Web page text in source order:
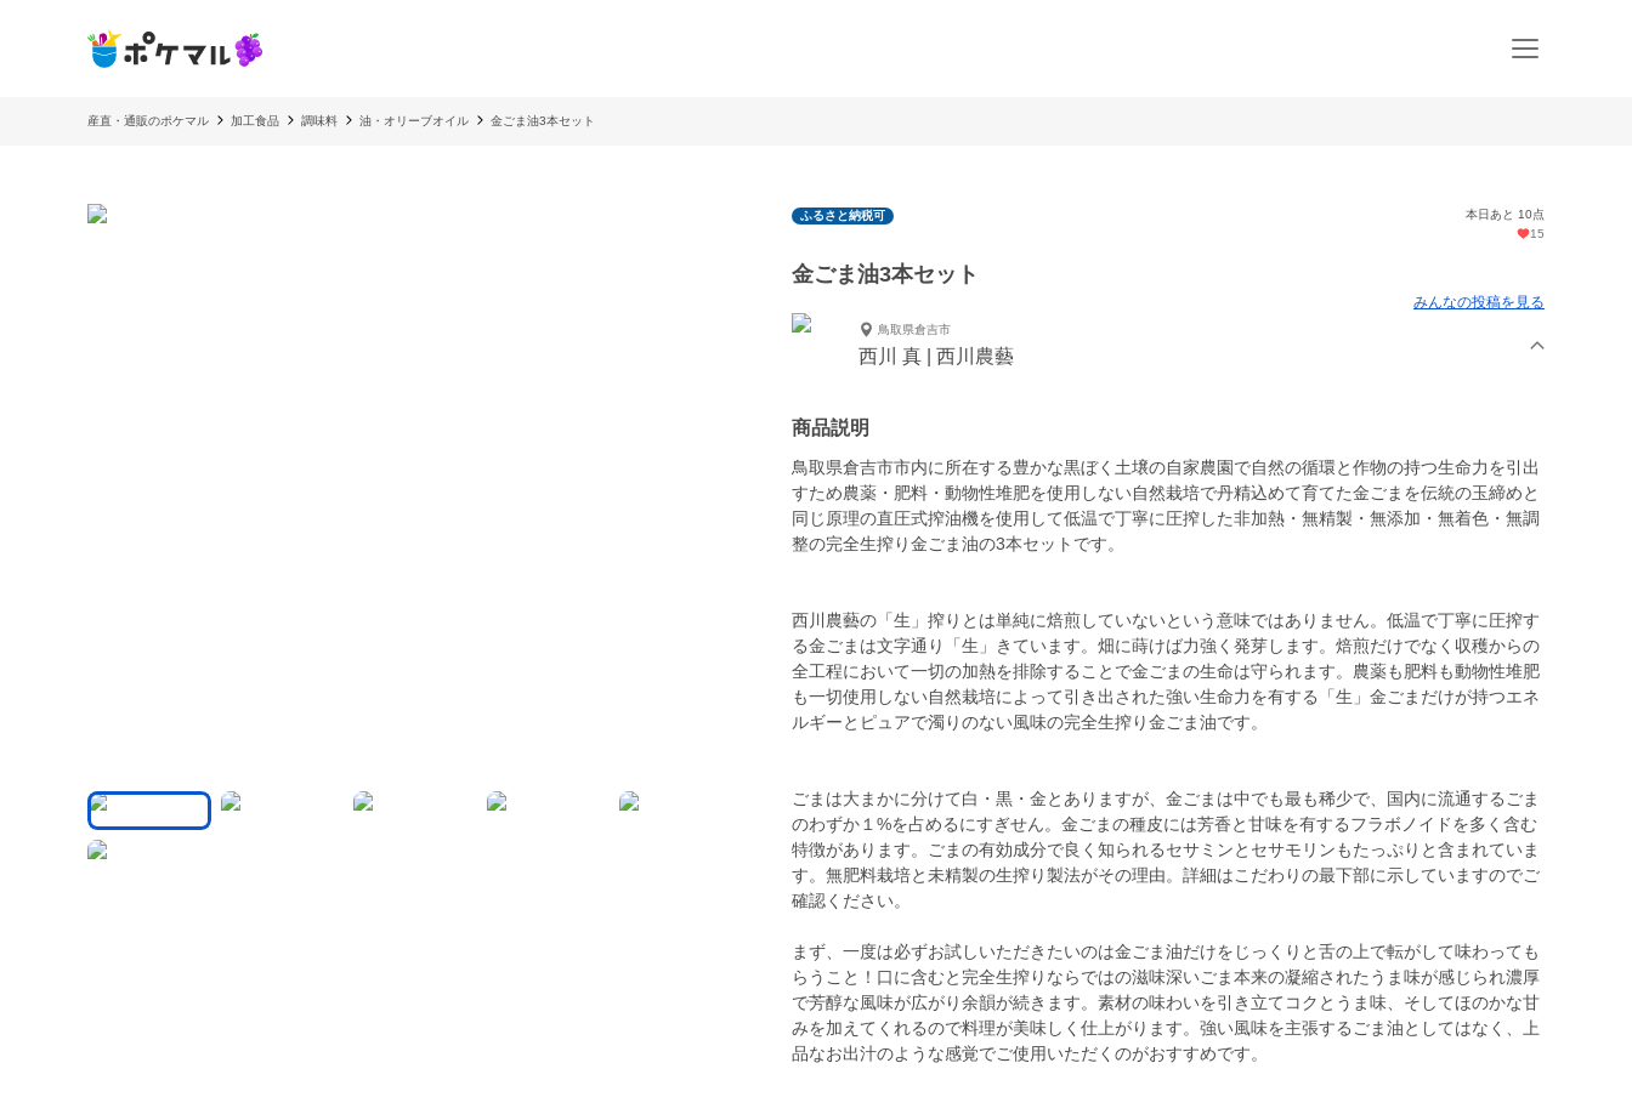
産直・通販のポケマル 加工食品 調味料 油・オリーブオイル 金ごま油3本セット
ふるさと納税可
本日あと 10点
15
金ごま油3本セット
みんなの投稿を見る
鳥取県倉吉市
西川 真 | 西川農藝
商品説明
鳥取県倉吉市市内に所在する豊かな黒ぼく土壌の自家農園で自然の循環と作物の持つ生命力を引出
すため農薬・肥料・動物性堆肥を使用しない自然栽培で丹精込めて育てた金ごまを伝統の玉締めと
同じ原理の直圧式搾油機を使用して低温で丁寧に圧搾した非加熱・無精製・無添加・無着色・無調
整の完全生搾り金ごま油の3本セットです。
西川農藝の「生」搾りとは単純に焙煎していないという意味ではありません。低温で丁寧に圧搾す
る金ごまは文字通り「生」きています。畑に蒔けば力強く発芽します。焙煎だけでなく収穫からの
全工程において一切の加熱を排除することで金ごまの生命は守られます。農薬も肥料も動物性堆肥
も一切使用しない自然栽培によって引き出された強い生命力を有する「生」金ごまだけが持つエネ
ルギーとピュアで濁りのない風味の完全生搾り金ごま油です。
ごまは大まかに分けて白・黒・金とありますが、金ごまは中でも最も稀少で、国内に流通するごま
のわずか１%を占めるにすぎせん。金ごまの種皮には芳香と甘味を有するフラボノイドを多く含む
特徴があります。ごまの有効成分で良く知られるセサミンとセサモリンもたっぷりと含まれていま
す。無肥料栽培と未精製の生搾り製法がその理由。詳細はこだわりの最下部に示していますのでご
確認ください。
まず、一度は必ずお試しいただきたいのは金ごま油だけをじっくりと舌の上で転がして味わっても
らうこと！口に含むと完全生搾りならではの滋味深いごま本来の凝縮されたうま味が感じられ濃厚
で芳醇な風味が広がり余韻が続きます。素材の味わいを引き立てコクとうま味、そしてほのかな甘
みを加えてくれるので料理が美味しく仕上がります。強い風味を主張するごま油としてはなく、上
品なお出汁のような感覚でご使用いただくのがおすすめです。